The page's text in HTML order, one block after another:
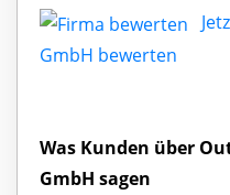
GmbH bewerten
Was Kunden über
GmbH sagen